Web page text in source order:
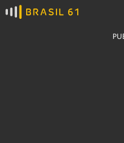
Ver todas as notícias